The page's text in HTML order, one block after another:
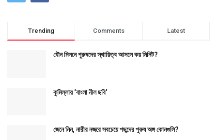
Trending Comments Latest
যৌন মিলনে পুরুষদের স্থায়িত্ব আসলে কয় মিনিট?
কুমিল্লায় ‘বাংলা নীল ছবি’
জেনে নিন, নারীর নজরে সবচেয়ে পছন্দের পুরুষ অঙ্গ কোনগুলি?